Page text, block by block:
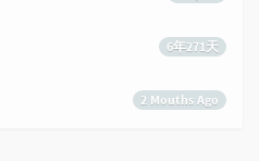
6年271天
2 Mouths Ago